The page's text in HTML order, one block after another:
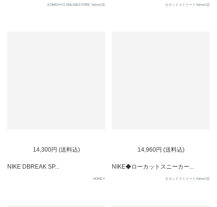
KOMEHYO ONLINESTORE Yahoo!店 セカンドストリートYahoo!店
14,300円 (送料込)
NIKE DBREAK SP...
HONEY
14,960円 (送料込)
NIKE◆ローカットスニーカー...
セカンドストリートYahoo!店